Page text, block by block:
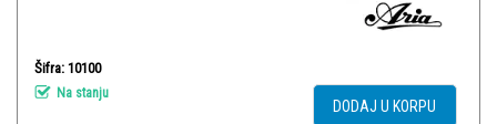
Šifra: 10100
Na stanju
DODAJ U KORPU